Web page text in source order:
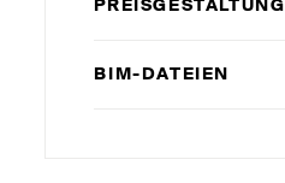
PREISGESTALTUNG
BIM-DATEIEN